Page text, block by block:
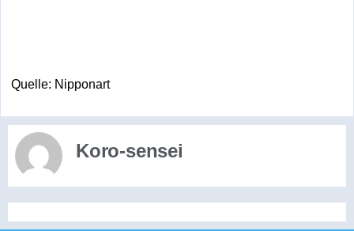
Quelle: Nipponart
Koro-sensei